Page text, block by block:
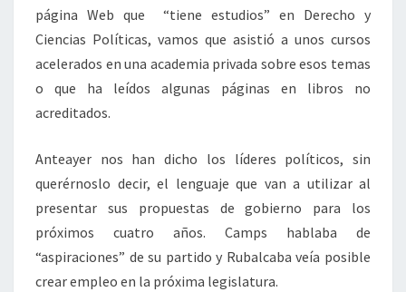
página Web que “tiene estudios” en Derecho y
Ciencias Políticas, vamos que asistió a unos cursos
acelerados en una academia privada sobre esos temas
o que ha leídos algunas páginas en libros no
acreditados.
Anteayer nos han dicho los líderes políticos, sin
querérnoslo decir, el lenguaje que van a utilizar al
presentar sus propuestas de gobierno para los
próximos cuatro años. Camps hablaba de
“aspiraciones” de su partido y Rubalcaba veía posible
crear empleo en la próxima legislatura.